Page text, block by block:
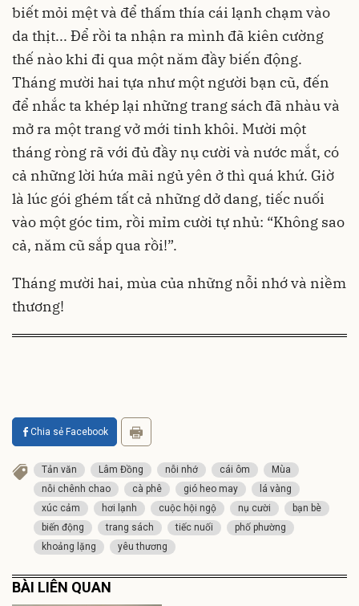
biết mỏi mệt và để thấm thía cái lạnh chạm vào
da thịt... Để rồi ta nhận ra mình đã kiên cường
thế nào khi đi qua một năm đầy biến động.
Tháng mười hai tựa như một người bạn cũ, đến
để nhắc ta khép lại những trang sách đã nhàu và
mở ra một trang vở mới tinh khôi. Mười một
tháng ròng rã với đủ đầy nụ cười và nước mắt, có
cả những lời hứa mãi ngủ yên ở thì quá khứ. Giờ
là lúc gói ghém tất cả những dở dang, tiếc nuối
vào một góc tim, rồi mỉm cười tự nhủ: “Không sao
cả, năm cũ sắp qua rồi!”.
Tháng mười hai, mùa của những nỗi nhớ và niềm
thương!
Chia sẻ Facebook
Tản văn Lâm Đồng nỗi nhớ cái ôm
Mùa
nỗi chênh chao
cà phê gió heo may
lá vàng
xúc cảm
hơi lạnh cuộc hội ngộ nụ cười
bạn bè
biến động
trang sách tiếc nuối
phố phường
khoảng lặng
yêu thương
BÀI LIÊN QUAN